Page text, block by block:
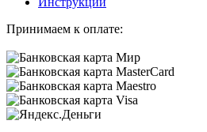
Принимаем к оплате: